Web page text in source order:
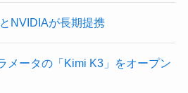
NVIDIAが長期提携
メータの「Kimi K3」をオープン